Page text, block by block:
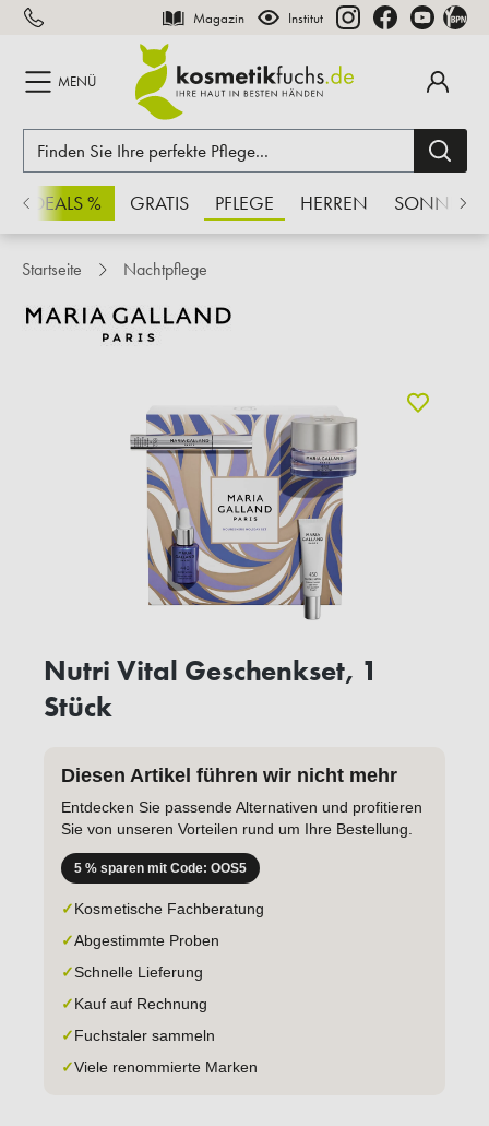
springen Magazin Institut
MENÜ
% GRATIS PFLEGE HERREN SONNE
Startseite Nachtpflege
Nutri Vital Geschenkset, 1
Stück
Diesen Artikel führen wir nicht mehr
Entdecken Sie passende Alternativen und profitieren
Sie von unseren Vorteilen rund um Ihre Bestellung.
5 % sparen mit Code: OOS5
✓Kosmetische Fachberatung
✓Abgestimmte Proben
✓Schnelle Lieferung
✓Kauf auf Rechnung
✓Fuchstaler sammeln
✓Viele renommierte Marken